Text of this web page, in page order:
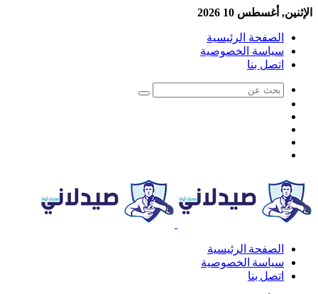
الإثنين, أغسطس 10 2026
الصفحة الرئيسية
سياسة الخصوصية
اتصل بنا
الصفحة الرئيسية
سياسة الخصوصية
اتصل بنا